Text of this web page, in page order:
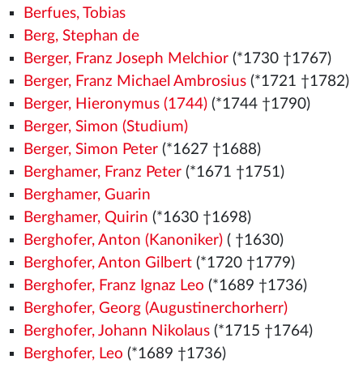
Berfues, Tobias
Berg, Stephan de
Berger, Franz Joseph Melchior(*1730 †1767)
Berger, Franz Michael Ambrosius(*1721 †1782)
Berger, Hieronymus (1744)(*1744 †1790)
Berger, Simon (Studium)
Berger, Simon Peter(*1627 †1688)
Berghamer, Franz Peter(*1671 †1751)
Berghamer, Guarin
Berghamer, Quirin (*1630 †1698)
Berghofer, Anton (Kanoniker)( †1630)
Berghofer, Anton Gilbert(*1720 †1779)
Berghofer, Franz Ignaz Leo (*1689 †1736)
Berghofer, Georg (Augustinerchorherr)
Berghofer, Johann Nikolaus(*1715 †1764)
Berghofer, Leo (*1689 †1736)